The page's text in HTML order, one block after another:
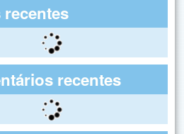
recentes